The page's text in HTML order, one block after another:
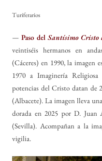
Turiferarios
— Paso delSantísimo Cristo
veintiséis hermanos en
(Cáceres) en 1990, la imagen
1970 a Imaginería
potencias del Cristo datan de
(Albacete). La imagen lleva
dorada en 2025 por D. Juan
(Sevilla). Acompañan a la
vigilia.